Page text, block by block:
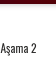
Aşama 2